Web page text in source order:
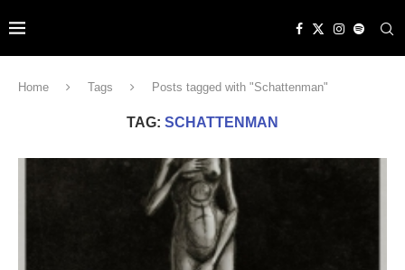
Home Tags Posts tagged with "Schattenman"
TAG: SCHATTENMAN